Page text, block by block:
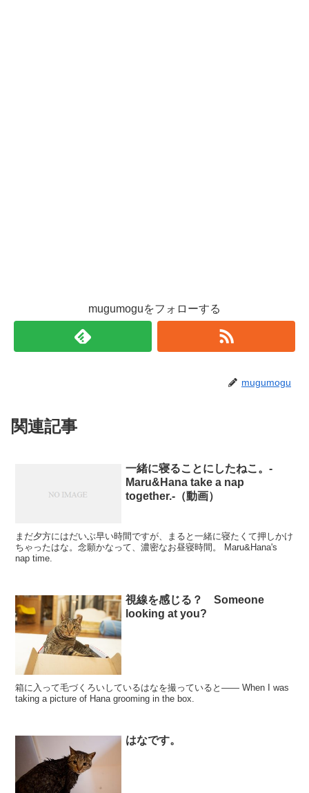
mugumoguをフォローする
mugumogu
関連記事
一緒に寝ることにしたねこ。-
Maru&Hana take a nap
together.-（動画）
まだ夕方にはだいぶ早い時間ですが、まると一緒に寝たくて押しかけ
ちゃったはな。念願かなって、濃密なお昼寝時間。 Maru&Hana's
nap time.
視線を感じる？ Someone
looking at you?
箱に入って毛づくろいしているはなを撮っていると―― When I was
taking a picture of Hana grooming in the box.
はなです。